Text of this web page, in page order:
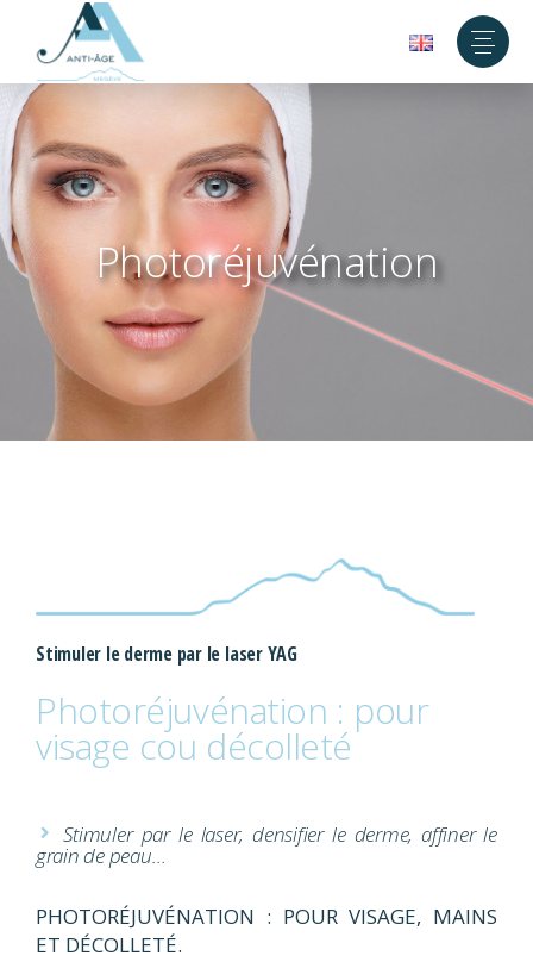
Photoréjuvénation
Stimuler le derme par le laser YAG
Photoréjuvénation : pour
visage cou décolleté
Stimuler par le laser, densifier le derme, affiner le
grain de peau…
PHOTORÉJUVÉNATION : POUR VISAGE, MAINS
ET DÉCOLLETÉ.